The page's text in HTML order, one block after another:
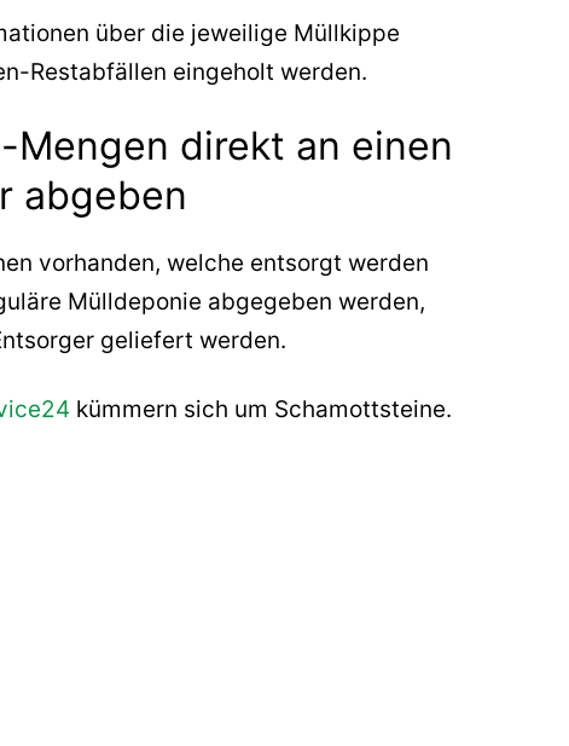
über die jeweilige Müllkippe
Restabfällen eingeholt werden.
direkt an einen
abgeben
vorhanden, welche entsorgt werden
Mülldeponie abgegeben werden,
geliefert werden.
kümmern sich um Schamottsteine.